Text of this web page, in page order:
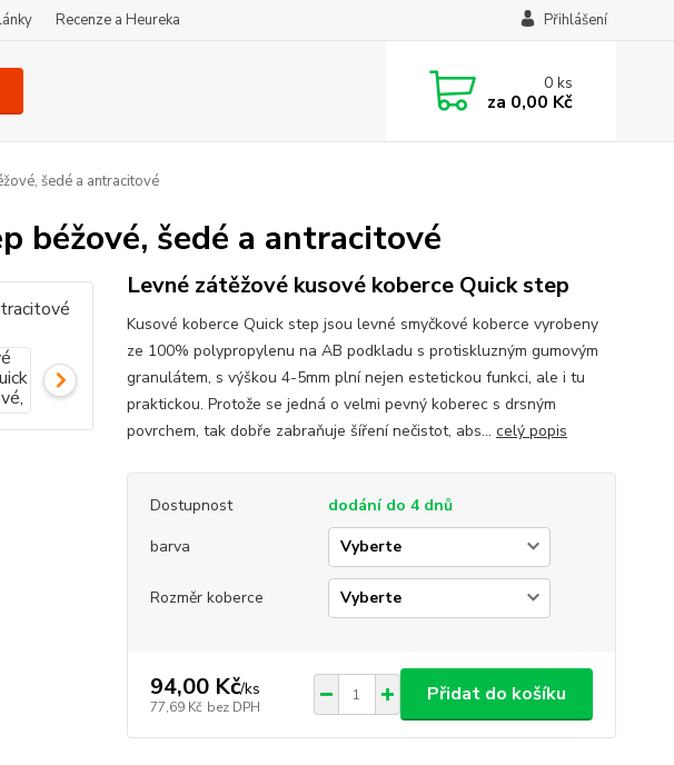
Recenze a Heureka Přihlášení
0ks
za 0,00 Kč
šedé a antracitové
béžové, šedé a antracitové
Levné zátěžové kusové koberce Quick step
Kusové koberce Quick step jsou levné smyčkové koberce vyrobeny
ze 100% polypropylenu na AB podkladu s protiskluzným gumovým
granulátem, s výškou 4-5mm plní nejen estetickou funkci, ale i tu
praktickou. Protože se jedná o velmi pevný koberec s drsným
povrchem, tak dobře zabraňuje šíření nečistot, abs... celý popis
Dostupnost
dodání do 4 dnů
barva
Rozměr koberce
94,00 Kč/ks
77,69 Kč bez DPH
Přidat do košíku